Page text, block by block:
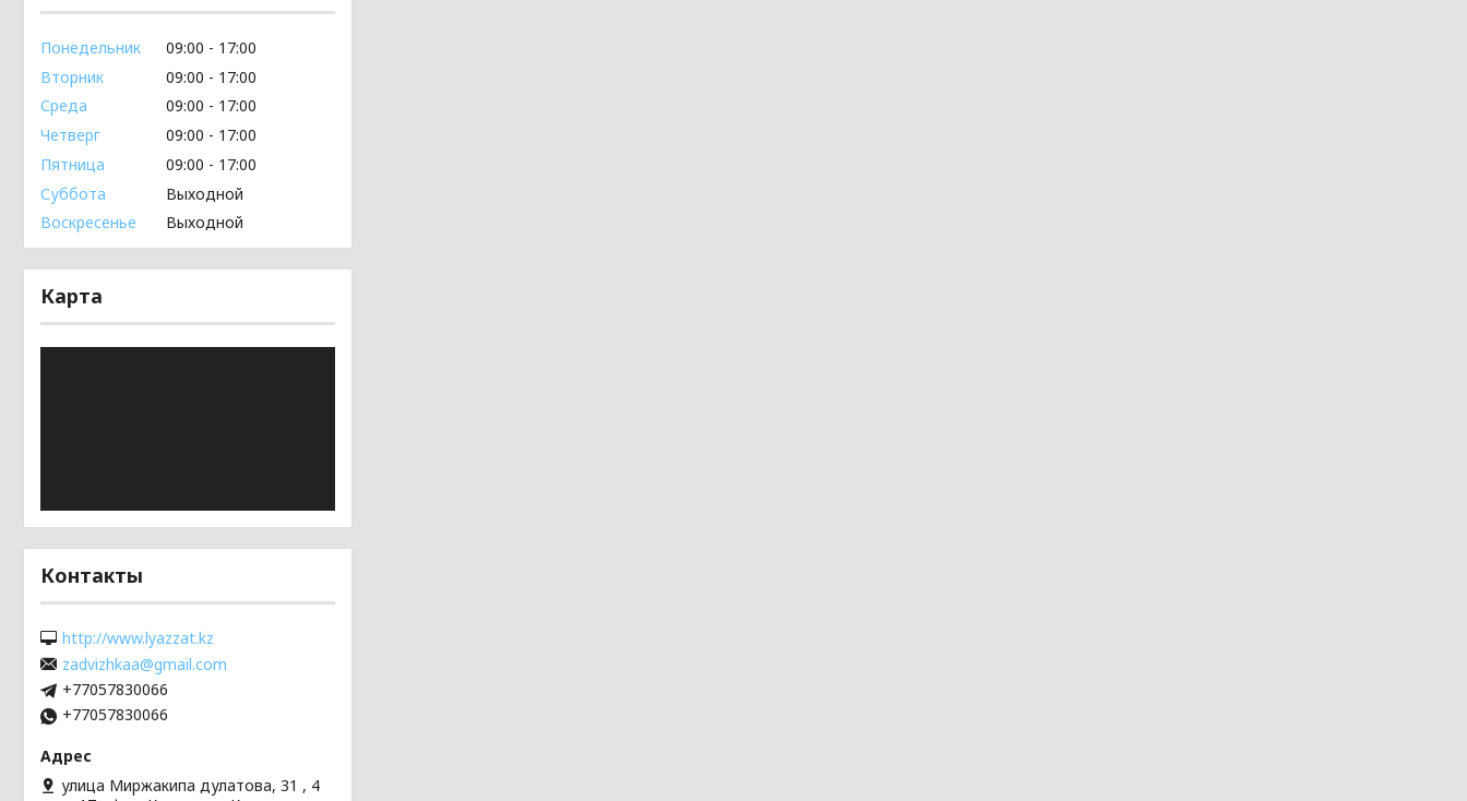
Понедельник 09:00
17:00
Вторник
09:00
17:00
Среда
09:00
17:00
Четверг
09:00
17:00
Пятница
09:00
17:00
Суббота
Выходной
Воскресенье
Выходной
Карта
Контакты
http://www.lyazzat.kz
zadvizhkaa@gmail.com
+77057830066
+77057830066
улица Миржакипа дулатова, 31 , 4